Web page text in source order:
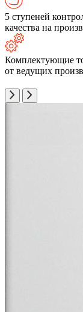
5 ступеней
качества на
Комплектующие
от ведущих